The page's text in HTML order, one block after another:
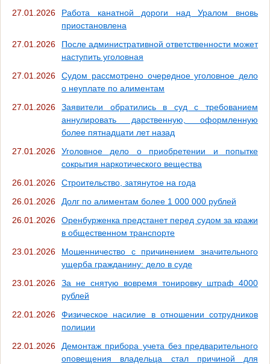
27.01.2026
Работа канатной дороги над Уралом вновь
приостановлена
27.01.2026
После административной ответственности может
наступить уголовная
27.01.2026
Судом рассмотрено очередное уголовное дело
о неуплате по алиментам
27.01.2026
Заявители обратились в суд с требованием
аннулировать дарственную, оформленную
более пятнадцати лет назад
27.01.2026
Уголовное дело о приобретении и попытке
сокрытия наркотического вещества
26.01.2026
Строительство, затянутое на года
26.01.2026
Долг по алиментам более 1 000 000 рублей
26.01.2026
Оренбурженка предстанет перед судом за кражи
в общественном транспорте
23.01.2026
Мошенничество с причинением значительного
ущерба гражданину: дело в суде
23.01.2026
За не снятую вовремя тонировку штраф 4000
рублей
22.01.2026
Физическое насилие в отношении сотрудников
полиции
22.01.2026
Демонтаж прибора учета без предварительного
оповещения владельца стал причиной для